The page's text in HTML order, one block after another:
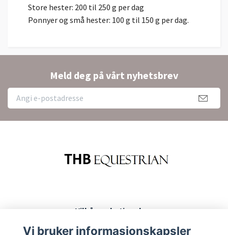
Store hester: 200 til 250 g per dag
Ponnyer og små hester: 100 g til 150 g per dag.
Meld deg på vårt nyhetsbrev
Vilkår og betingelser
Kontakt
Vi bruker informasjonskapsler